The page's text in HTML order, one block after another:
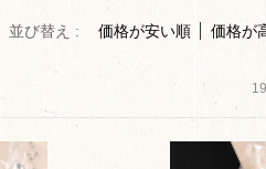
並び替え 価格が安い順 価格が